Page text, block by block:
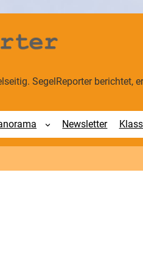
SegelReporter berichtet,
Newsletter